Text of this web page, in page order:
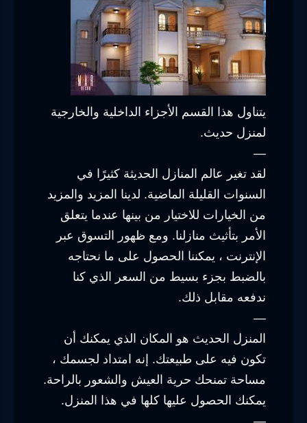
يتناول هذا القسم الأجزاء الداخلية والخارجية
لمنزل حديث.
—
لقد تغير عالم المنازل الحديثة كثيرًا في
السنوات القليلة الماضية. لدينا المزيد والمزيد
من الخيارات للاختيار من بينها عندما يتعلق
الأمر بتأثيث منازلنا. ومع ظهور التسوق عبر
الإنترنت ، يمكننا الحصول على ما نحتاجه
بالضبط بجزء بسيط من السعر الذي كنا
ندفعه مقابل ذلك.
—
المنزل الحديث هو المكان الذي يمكنك أن
تكون فيه على طبيعتك. إنه امتداد لجسمك ،
مساحة تمنحك حرية العيش والشعور بالراحة.
يمكنك الحصول عليها كلها في هذا المنزل.